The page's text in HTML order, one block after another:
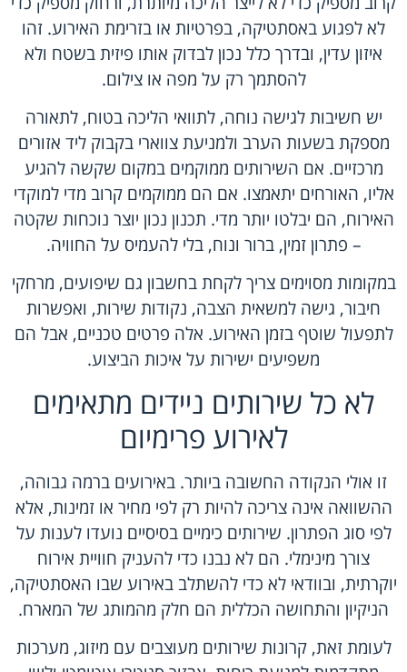
לא לפגוע באסתטיקה, בפרטיות או בזרימת האירוע. זהו
איזון עדין, ובדרך כלל נכון לבדוק אותו פיזית בשטח ולא
להסתמך רק על מפה או צילום.
יש חשיבות לגישה נוחה, לתוואי הליכה בטוח, לתאורה
מספקת בשעות הערב ולמניעת צווארי בקבוק ליד אזורים
מרכזיים. אם השירותים ממוקמים במקום שקשה להגיע
אליו, האורחים יתאמצו. אם הם ממוקמים קרוב מדי למוקדי
האירוח, הם יבלטו יותר מדי. תכנון נכון יוצר נוכחות שקטה
– פתרון זמין, ברור ונוח, בלי להעמיס על החוויה.
במקומות מסוימים צריך לקחת בחשבון גם שיפועים, מרחקי
חיבור, גישה למשאית הצבה, נקודות שירות, ואפשרות
לתפעול שוטף בזמן האירוע. אלה פרטים טכניים, אבל הם
משפיעים ישירות על איכות הביצוע.
לא כל שירותים ניידים מתאימים
לאירוע פרימיום
זו אולי הנקודה החשובה ביותר. באירועים ברמה גבוהה,
ההשוואה אינה צריכה להיות רק לפי מחיר או זמינות, אלא
לפי סוג הפתרון. שירותים כימיים בסיסיים נועדו לענות על
צורך מינימלי. הם לא נבנו כדי להעניק חוויית אירוח
יוקרתית, ובוודאי לא כדי להשתלב באירוע שבו האסתטיקה,
הניקיון והתחושה הכללית הם חלק מהמותג של המארח.
לעומת זאת, קרונות שירותים מעוצבים עם מיזוג, מערכות